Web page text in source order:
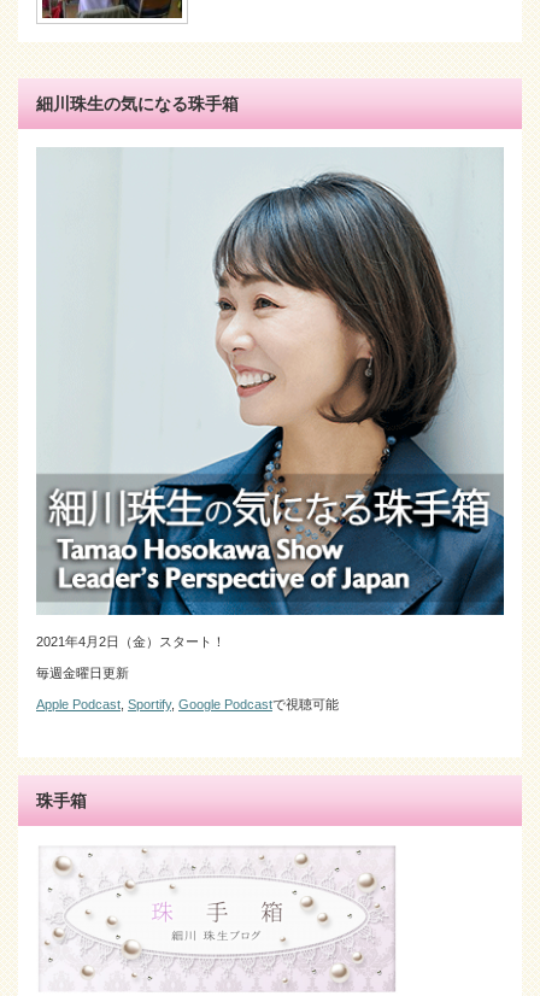
細川珠生の気になる珠手箱
2021年4月2日（金）スタート！
毎週金曜日更新
Apple Podcast Sportify, Google Podcastで視聴可能
珠手箱